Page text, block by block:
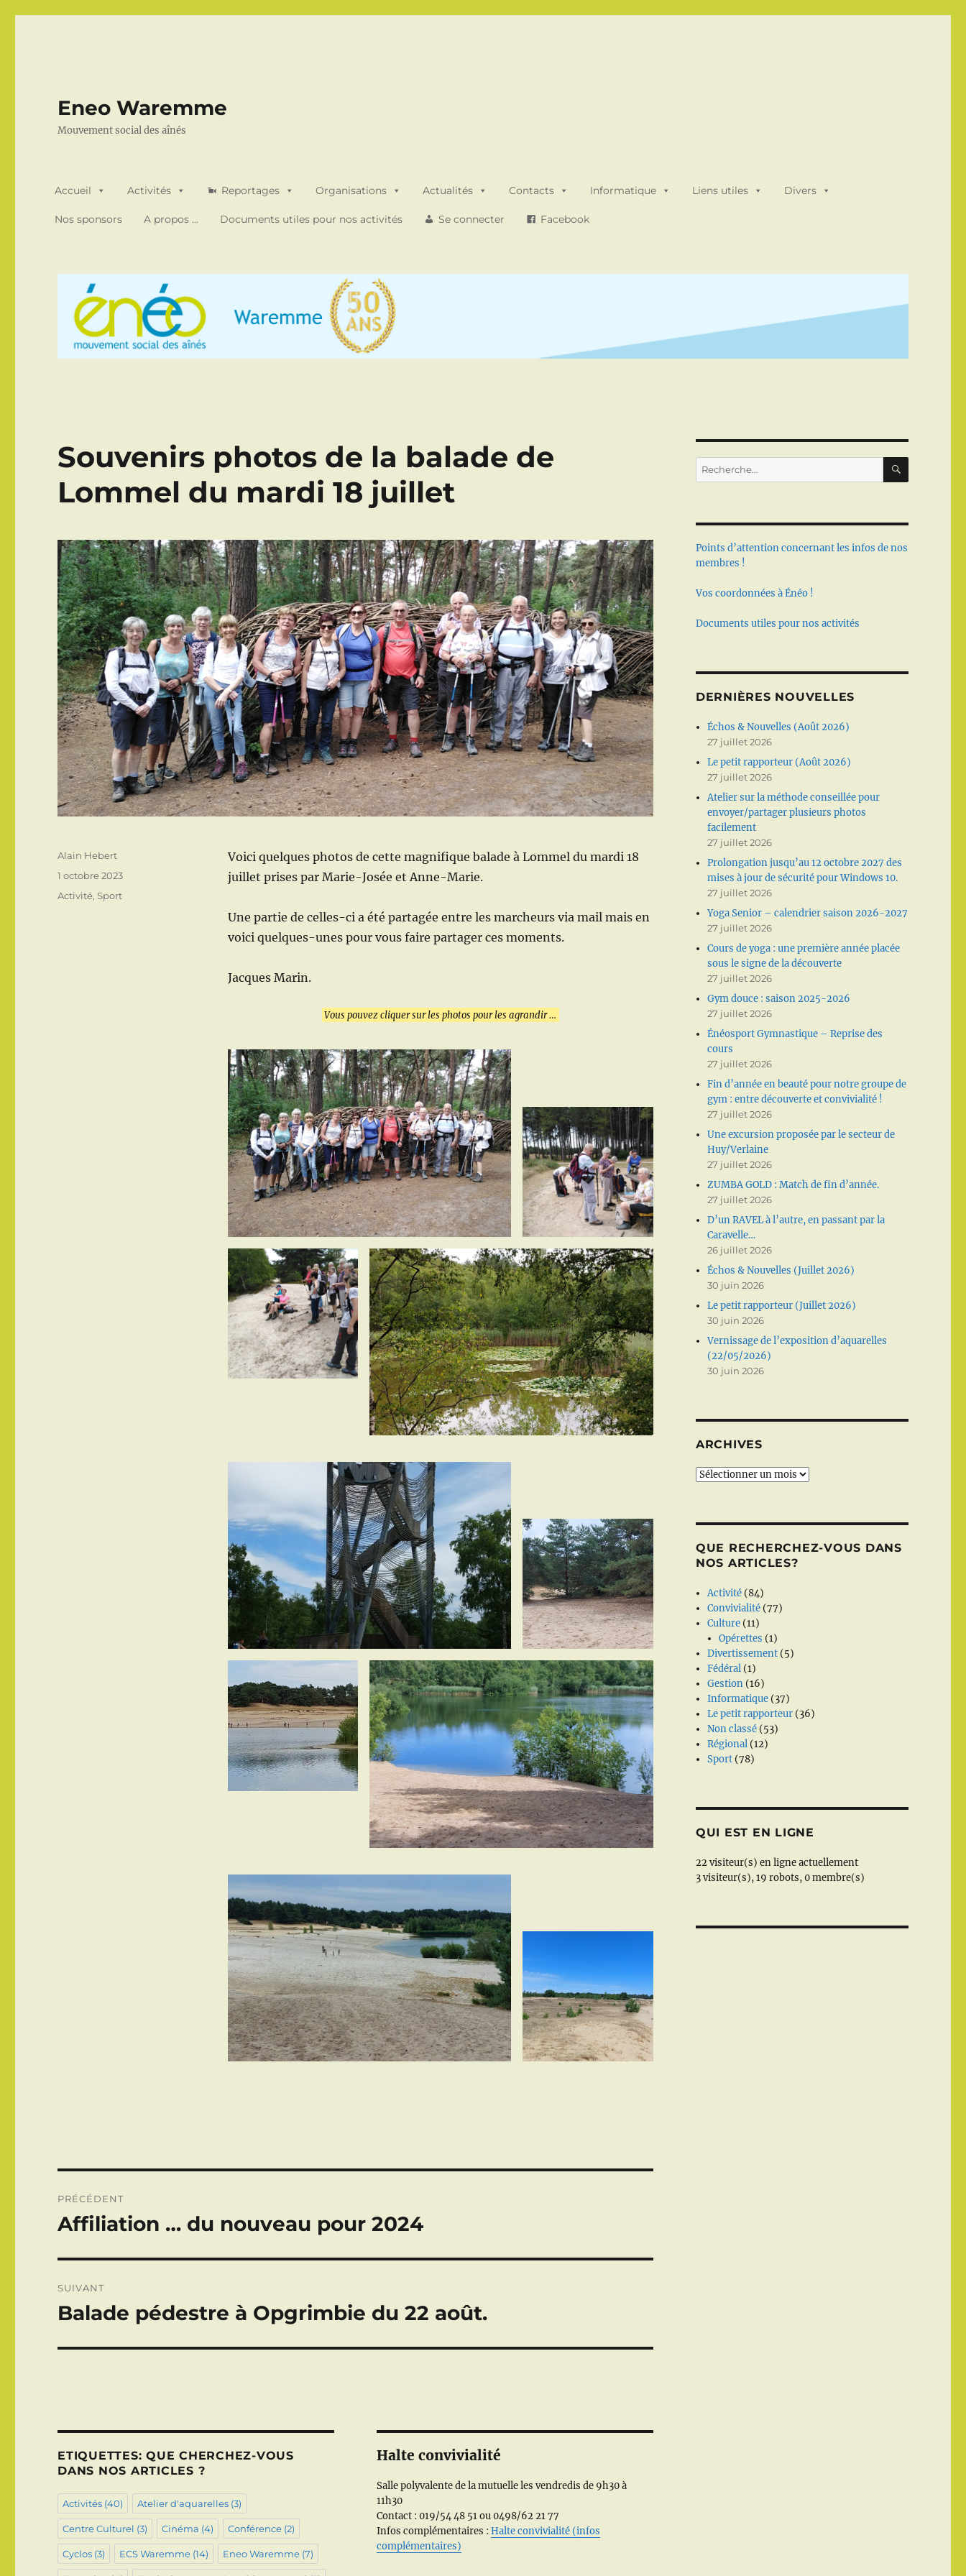
Eneo Waremme
Mouvement social des aînés
Accueil Activités Reportages Organisations Actualités Contacts Informatique Liens utiles Divers
Nos sponsors A propos … Documents utiles pour nos activités Se connecter Facebook
Souvenirs photos de la balade de
Lommel du mardi 18 juillet
Voici quelques photos de cette magnifique balade à Lommel du mardi 18
juillet prises par Marie-Josée et Anne-Marie.
Une partie de celles-ci a été partagée entre les marcheurs via mail mais en
voici quelques-unes pour vous faire partager ces moments.
Jacques Marin.
Vous pouvez cliquer sur les photos pour les agrandir …
Auteur
Alain Hebert
Publié
1 octobre 2023
Catégories
Activité,Sport
de
PRÉCÉDENT
Publication
Affiliation … du nouveau pour 2024
SUIVANT
Publication
Balade pédestre à Opgrimbie du 22 août.
ETIQUETTES: QUE CHERCHEZ-VOUS
DANS NOS ARTICLES ?
Activités (40) Atelier d'aquarelles (3)
Centre Culturel (3) Cinéma (4) Conférence (2)
Cyclos (3) ECS Waremme (14) Eneo Waremme (7)
Halte convivialité
Salle polyvalente de la mutuelle les vendredis de 9h30 à
11h30
Contact : 019/54 48 51 ou 0498/62 21 77
Infos complémentaires :Halte convivialité (infos
complémentaires)
Recherche
pour :
Points d’attention concernant les infos de nos
membres !
Vos coordonnées à Énéo !
Documents utiles pour nos activités
DERNIÈRES NOUVELLES
Échos & Nouvelles (Août 2026)
27 juillet 2026
Le petit rapporteur (Août 2026)
27 juillet 2026
Atelier sur la méthode conseillée pour
envoyer/partager plusieurs photos
facilement
27 juillet 2026
Prolongation jusqu’au 12 octobre 2027 des
mises à jour de sécurité pour Windows 10.
27 juillet 2026
Yoga Senior – calendrier saison 2026-2027
27 juillet 2026
Cours de yoga : une première année placée
sous le signe de la découverte
27 juillet 2026
Gym douce : saison 2025-2026
27 juillet 2026
Énéosport Gymnastique – Reprise des
cours
27 juillet 2026
Fin d’année en beauté pour notre groupe de
gym : entre découverte et convivialité !
27 juillet 2026
Une excursion proposée par le secteur de
Huy/Verlaine
27 juillet 2026
ZUMBA GOLD : Match de fin d’année.
27 juillet 2026
D’un RAVEL à l’autre, en passant par la
Caravelle…
26 juillet 2026
Échos & Nouvelles (Juillet 2026)
30 juin 2026
Le petit rapporteur (Juillet 2026)
30 juin 2026
Vernissage de l’exposition d’aquarelles
(22/05/2026)
30 juin 2026
ARCHIVES
Archives
QUE RECHERCHEZ-VOUS DANS
NOS ARTICLES?
Activité (84)
Convivialité (77)
Culture (11)
Opérettes (1)
Divertissement (5)
Fédéral (1)
Gestion (16)
Informatique (37)
Le petit rapporteur (36)
Non classé (53)
Régional (12)
Sport (78)
QUI EST EN LIGNE
22 visiteur(s) en ligne actuellement
3 visiteur(s),19 robots,0 membre(s)